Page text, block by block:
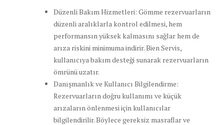
Düzenli Bakım Hizmetleri: Gömme rezervuarların
düzenli aralıklarla kontrol edilmesi, hem
performansın yüksek kalmasını sağlar hem de
arıza riskini minimuma indirir. Bien Servis,
kullanıcıya bakım desteği sunarak rezervuarların
ömrünü uzatır.
Danışmanlık ve Kullanıcı Bilgilendirme:
Rezervuarların doğru kullanımı ve küçük
arızaların önlenmesi için kullanıcılar
bilgilendirilir. Böylece gereksiz masraflar ve